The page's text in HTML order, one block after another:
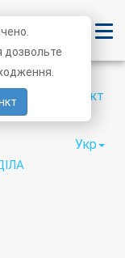
Населений пункт
Укр
дозвольте